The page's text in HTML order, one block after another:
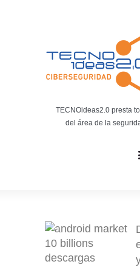
TECNOideas2.0 presta
del área de la
BLOG
Noticias